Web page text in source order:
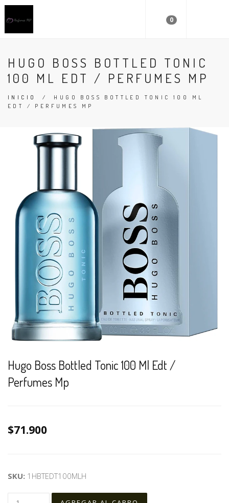
0
HUGO BOSS BOTTLED TONIC
100 ML EDT / PERFUMES MP
INICIO / HUGO BOSS BOTTLED TONIC 100 ML
EDT / PERFUMES MP
Hugo Boss Bottled Tonic 100 Ml Edt /
Perfumes Mp
$71.900
SKU: 1HBTEDT100MLH